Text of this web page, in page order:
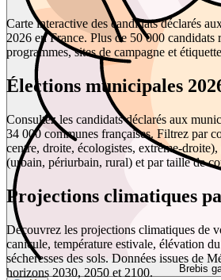
Brebis
Carte interactive des candidats déclarés
2026 en France. Plus de 50 000 candidats
programmes, sites de campagne et
Élections municipales
Consultez les candidats déclarés aux
34 000 communes françaises. Filtrez par
centre, droite, écologistes, extrême-
(urbain, périurbain, rural) et par taille de
Projections climatiques
Découvrez les projections climatiques de
canicule, température estivale, élévation
sécheresses des sols. Données issues de
horizons 2030, 2050 et 2100.